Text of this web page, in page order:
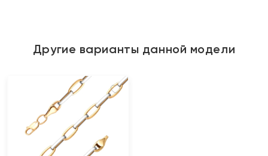
Другие варианты данной модели